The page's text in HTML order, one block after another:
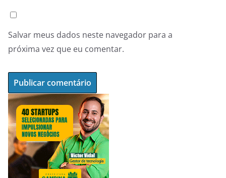
Salvar meus dados neste navegador para a
próxima vez que eu comentar.